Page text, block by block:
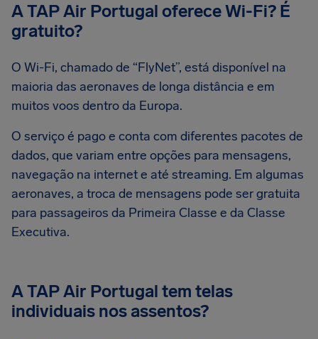
A TAP Air Portugal oferece Wi-Fi? É
gratuito?
O Wi-Fi, chamado de “FlyNet”, está disponível na
maioria das aeronaves de longa distância e em
muitos voos dentro da Europa.
O serviço é pago e conta com diferentes pacotes de
dados, que variam entre opções para mensagens,
navegação na internet e até streaming. Em algumas
aeronaves, a troca de mensagens pode ser gratuita
para passageiros da Primeira Classe e da Classe
Executiva.
A TAP Air Portugal tem telas
individuais nos assentos?